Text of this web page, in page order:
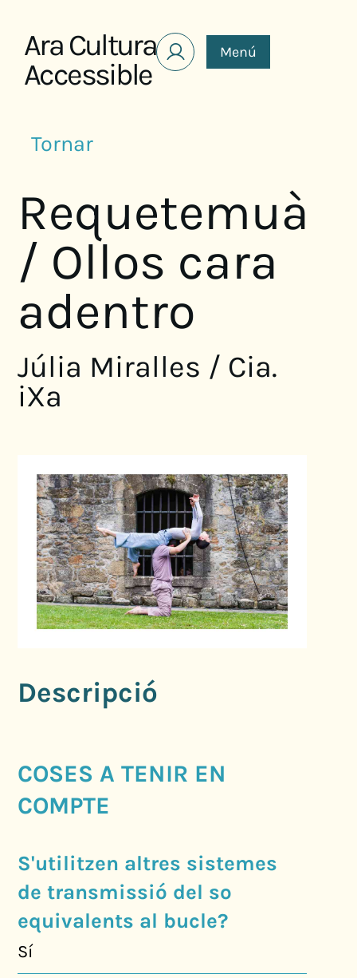
Ara Cultura
Accessible
Menú
Tornar
Requetemuà
/ Ollos cara
adentro
Júlia Miralles / Cia.
iXa
Descripció
COSES A TENIR EN
COMPTE
S'utilitzen altres sistemes
de transmissió del so
equivalents al bucle?
Sí